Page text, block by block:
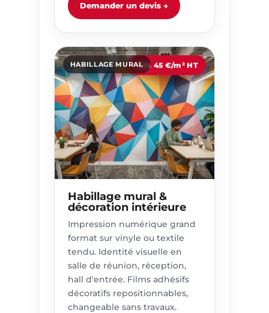
Demander un devis →
Dès 45 €/m² HT
HABILLAGE MURAL
Habillage mural &
décoration intérieure
Impression numérique grand
format sur vinyle ou textile
tendu. Identité visuelle en
salle de réunion, réception,
hall d'entrée. Films adhésifs
décoratifs repositionnables,
changeable sans travaux.